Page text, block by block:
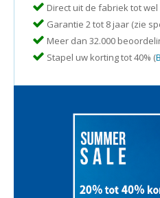
Direct uit de fabriek tot
Garantie 2 tot 8 jaar (zie
Meer dan 32.000
Stapel uw korting tot 40% (